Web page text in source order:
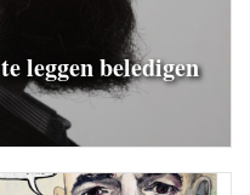
leggen beledigen